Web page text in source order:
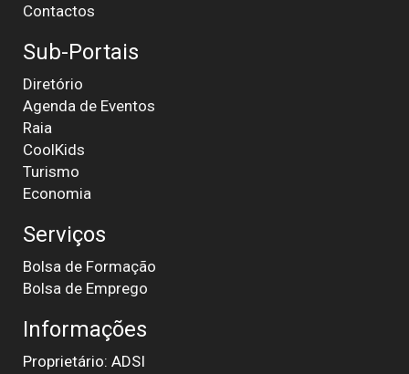
Contactos
Sub-Portais
Diretório
Agenda de Eventos
Raia
CoolKids
Turismo
Economia
Serviços
Bolsa de Formação
Bolsa de Emprego
Informações
Proprietário: ADSI